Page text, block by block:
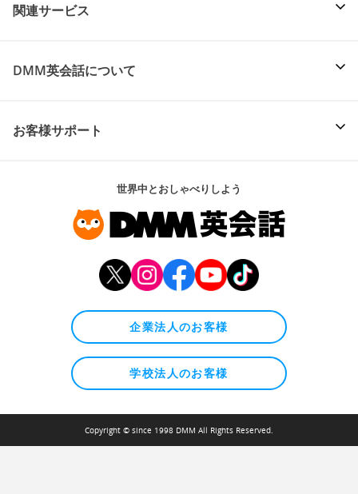
関連サービス
DMM英会話について
お客様サポート
世界中とおしゃべりしよう
企業法人のお客様
学校法人のお客様
Copyright © since 1998 DMM All Rights Reserved.